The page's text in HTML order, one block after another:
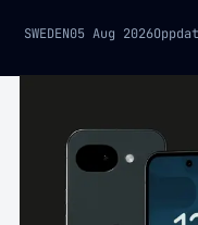
SWEDEN05 Aug 2026